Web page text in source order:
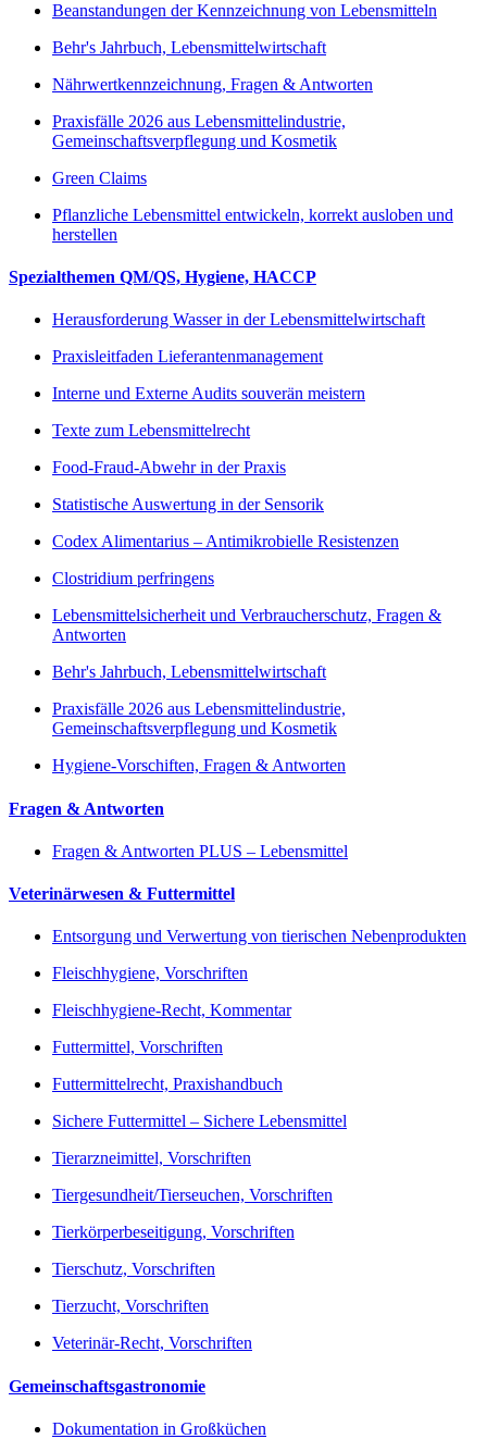
Beanstandungen der Kennzeichnung von Lebensmitteln
Behr's Jahrbuch, Lebensmittelwirtschaft
Nährwertkennzeichnung, Fragen & Antworten
Praxisfälle 2026 aus Lebensmittelindustrie,
Gemeinschaftsverpflegung und Kosmetik
Green Claims
Pflanzliche Lebensmittel entwickeln, korrekt ausloben und
herstellen
Spezialthemen QM/QS, Hygiene, HACCP
Herausforderung Wasser in der Lebensmittelwirtschaft
Praxisleitfaden Lieferantenmanagement
Interne und Externe Audits souverän meistern
Texte zum Lebensmittelrecht
Food-Fraud-Abwehr in der Praxis
Statistische Auswertung in der Sensorik
Codex Alimentarius – Antimikrobielle Resistenzen
Clostridium perfringens
Lebensmittelsicherheit und Verbraucherschutz, Fragen &
Antworten
Behr's Jahrbuch, Lebensmittelwirtschaft
Praxisfälle 2026 aus Lebensmittelindustrie,
Gemeinschaftsverpflegung und Kosmetik
Hygiene-Vorschiften, Fragen & Antworten
Fragen & Antworten
Fragen & Antworten PLUS – Lebensmittel
Veterinärwesen & Futtermittel
Entsorgung und Verwertung von tierischen Nebenprodukten
Fleischhygiene, Vorschriften
Fleischhygiene-Recht, Kommentar
Futtermittel, Vorschriften
Futtermittelrecht, Praxishandbuch
Sichere Futtermittel – Sichere Lebensmittel
Tierarzneimittel, Vorschriften
Tiergesundheit/Tierseuchen, Vorschriften
Tierkörperbeseitigung, Vorschriften
Tierschutz, Vorschriften
Tierzucht, Vorschriften
Veterinär-Recht, Vorschriften
Gemeinschaftsgastronomie
Dokumentation in Großküchen